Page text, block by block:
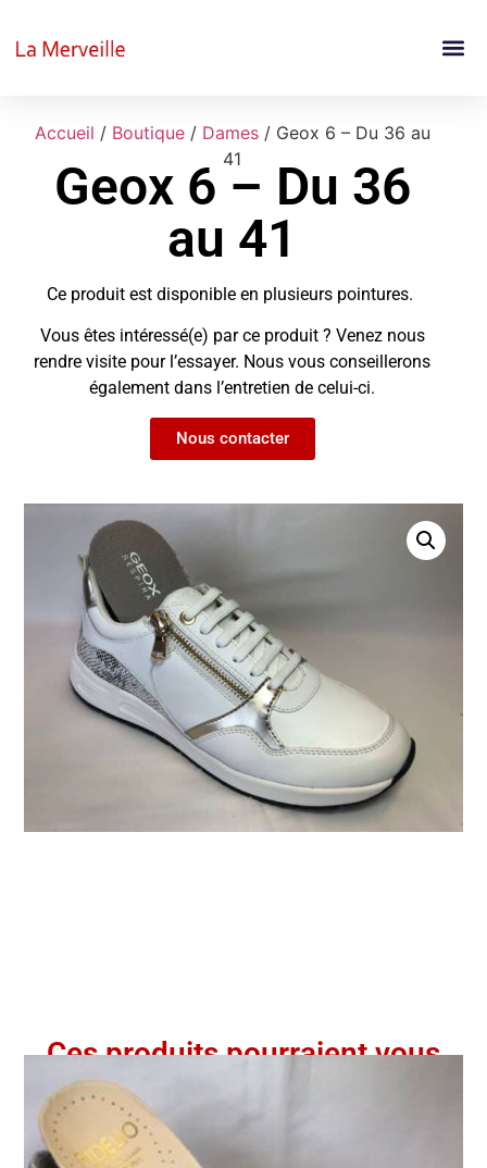
Accueil / Boutique/ Dames/ Geox 6 – Du 36 au
41
Geox 6 – Du 36
au 41
Ce produit est disponible en plusieurs pointures.
Vous êtes intéressé(e) par ce produit ? Venez nous
rendre visite pour l’essayer. Nous vous conseillerons
également dans l’entretien de celui-ci.
Nous contacter
Ces produits pourraient vous